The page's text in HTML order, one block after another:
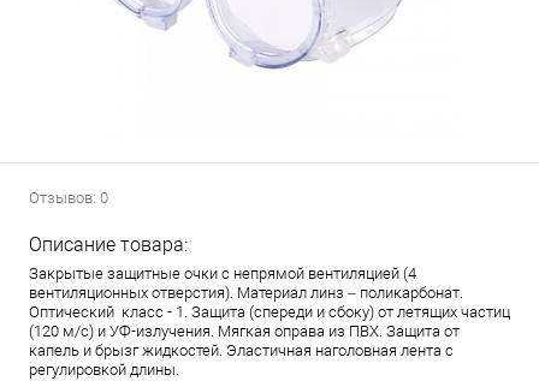
Отзывов: 0
Описание товара:
Закрытые защитные очки с непрямой вентиляцией (4
вентиляционных отверстия). Материал линз – поликарбонат.
Оптический класс - 1. Защита (спереди и сбоку) от летящих частиц
(120 м/с) и УФ-излучения. Мягкая оправа из ПВХ. Защита от
капель и брызг жидкостей. Эластичная наголовная лента с
регулировкой длины.